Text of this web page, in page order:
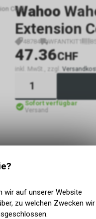
Cord.
Wahoo
Extension
48784 WFANTKIT1
47.36CHF
inkl. MwSt., zzgl.
Sofort verfügbar
Versand
wir auf unserer Website
zu welchen Zwecken wir